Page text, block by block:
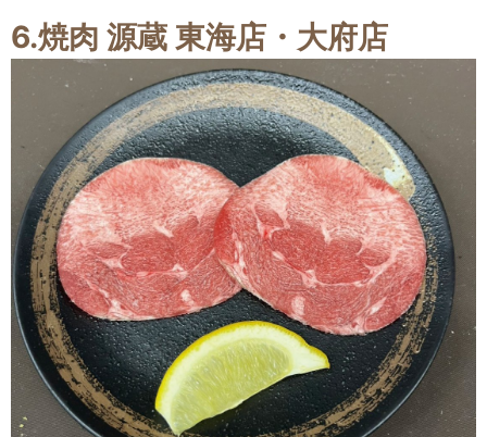
応
6.焼肉 源蔵 東海店・大府店